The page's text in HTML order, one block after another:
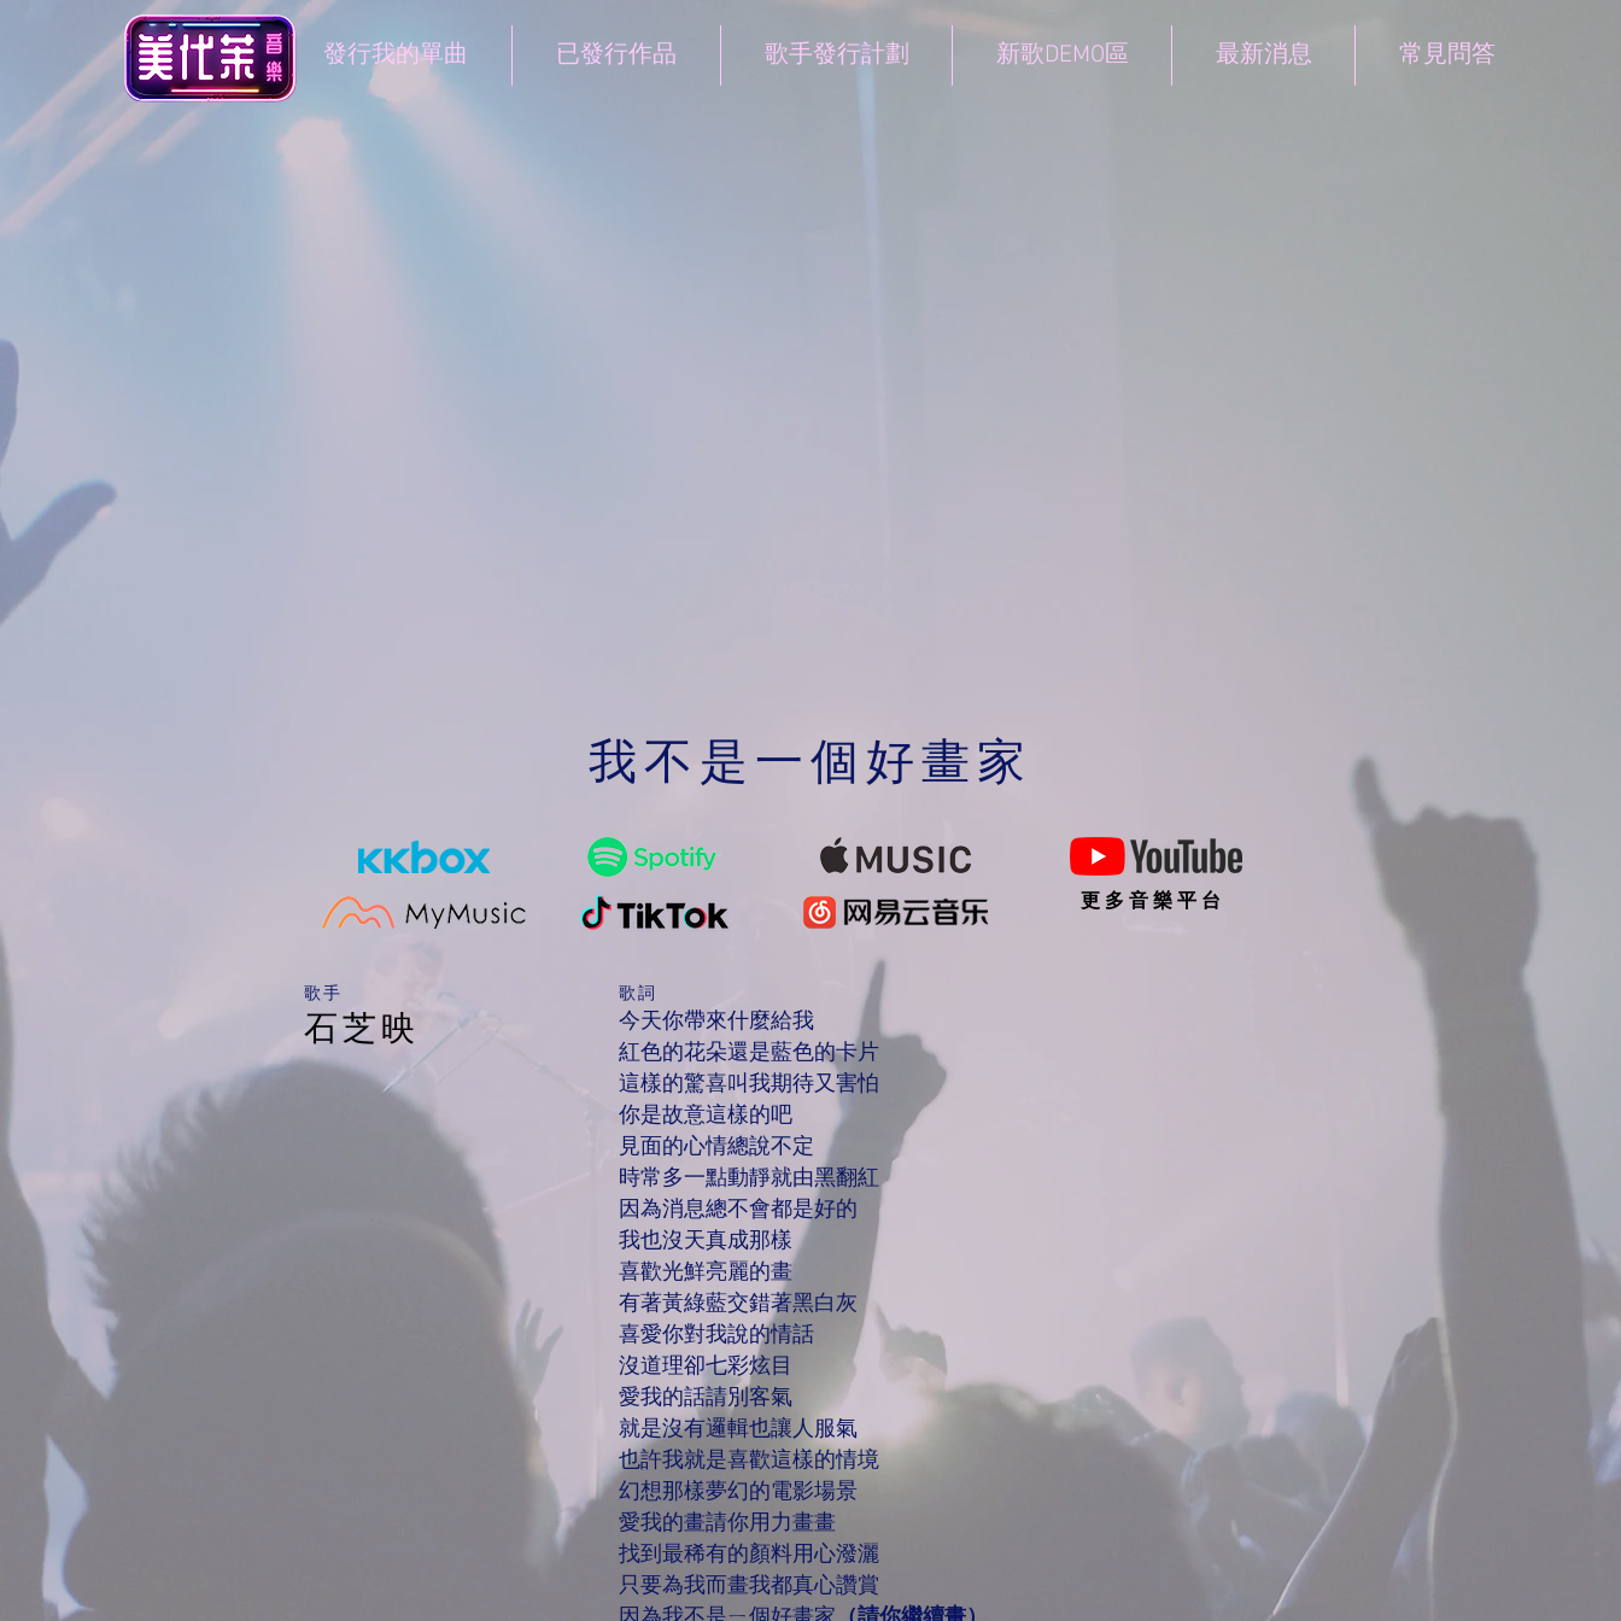
發行我的單曲 已發行作品 歌手發行計劃 新歌DEMO區 最新消息 常見問答
我不是一個好畫家
更 多 音 樂 平 台
​歌手
石芝映
歌詞
今天你帶來什麼給我
紅色的花朵還是藍色的卡片
這樣的驚喜叫我期待又害怕
你是故意這樣的吧
見面的心情總說不定
時常多一點動靜就由黑翻紅
因為消息總不會都是好的
我也沒天真成那樣
喜歡光鮮亮麗的畫
有著黃綠藍交錯著黑白灰
喜愛你對我說的情話
沒道理卻七彩炫目
愛我的話請別客氣
就是沒有邏輯也讓人服氣
也許我就是喜歡這樣的情境
幻想那樣夢幻的電影場景
愛我的畫請你用力畫畫
找到最稀有的顏料用心潑灑
只要為我而畫我都真心讚賞